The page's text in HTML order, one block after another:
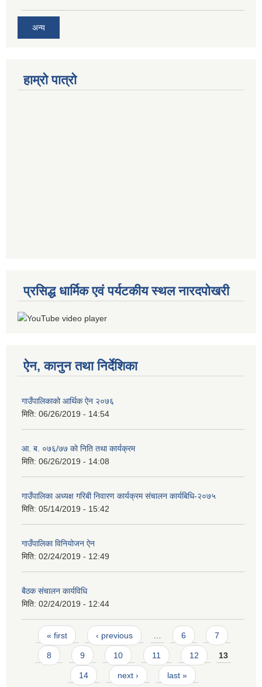
अन्य
हाम्रो पात्रो
प्रसिद्ध धार्मिक एवं पर्यटकीय स्थल नारदपोखरी
ऐन, कानुन तथा निर्देशिका
गाउँपालिकाको आर्थिक ऐन २०७६
मिति: 06/26/2019 - 14:54
आ. ब. ०७६/७७ को निति तथा कार्यक्रम
मिति: 06/26/2019 - 14:08
गाउँपालिका अध्यक्ष गरिबी निवारण कार्यक्रम संचालन कार्यबिधि-२०७५
मिति: 05/14/2019 - 15:42
गाउँपालिका विनियोजन ऐन
मिति: 02/24/2019 - 12:49
बैठक संचालन कार्यविधि
मिति: 02/24/2019 - 12:44
Pages
« first ‹ previous 6 7
8 9 10 11 12 13
14 next › last »